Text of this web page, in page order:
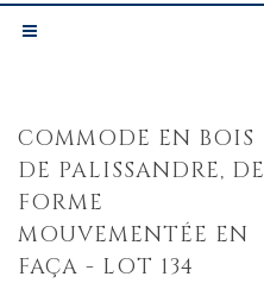
COMMODE EN BOIS
DE PALISSANDRE, DE
FORME
MOUVEMENTÉE EN
FAÇA - LOT 134